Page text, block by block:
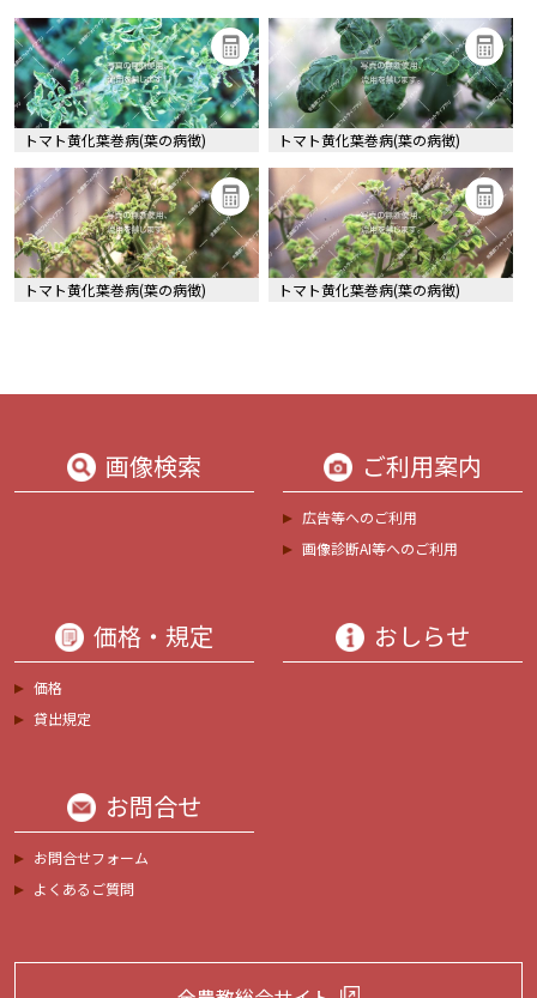
トマト黄化葉巻病(葉の病徴) トマト黄化葉巻病(葉の病徴)
トマト黄化葉巻病(葉の病徴) トマト黄化葉巻病(葉の病徴)
画像検索 ご利用案内
広告等へのご利用
画像診断AI等へのご利用
価格・規定
価格
貸出規定
おしらせ
お問合せ
お問合せフォーム
よくあるご質問